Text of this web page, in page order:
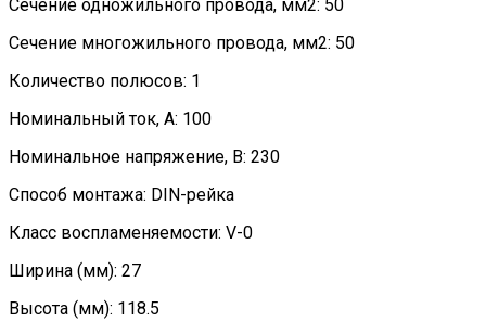
Сечение одножильного провода, мм2: 50
Сечение многожильного провода, мм2: 50
Количество полюсов: 1
Номинальный ток, А: 100
Номинальное напряжение, В: 230
Способ монтажа: DIN-рейка
Класс воспламеняемости: V-0
Ширина (мм): 27
Высота (мм): 118.5